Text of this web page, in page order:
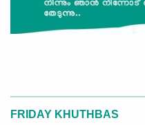
FRIDAY KHUTHBAS